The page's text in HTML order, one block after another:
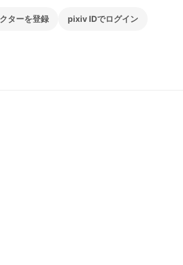
ターを登録 pixiv IDでログイン